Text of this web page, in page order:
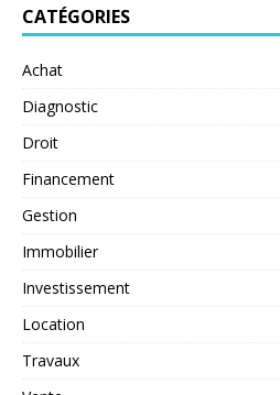
CATÉGORIES
Achat
Diagnostic
Droit
Financement
Gestion
Immobilier
Investissement
Location
Travaux